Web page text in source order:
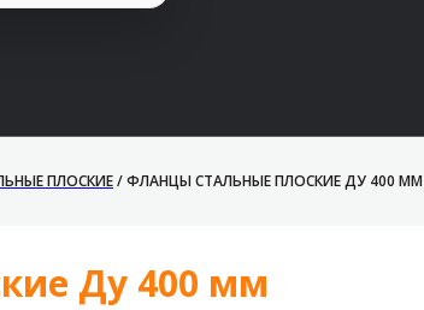
ПЛОСКИЕ/ФЛАНЦЫ СТАЛЬНЫЕ ПЛОСКИЕ ДУ 400 ММ
Ду 400 мм